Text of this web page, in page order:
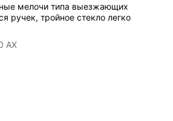
мелочи типа выезжающих
ручек, тройное стекло легко
AX